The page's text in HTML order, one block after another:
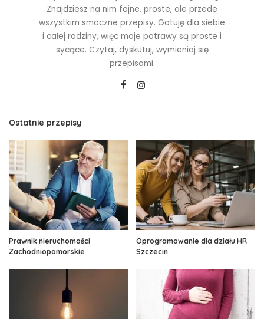
Znajdziesz na nim fajne, proste, ale przede
wszystkim smaczne przepisy. Gotuję dla siebie
i całej rodziny, więc moje potrawy są proste i
sycące. Czytaj, dyskutuj, wymieniaj się
przepisami.
Ostatnie przepisy
Prawnik nieruchomości
Zachodniopomorskie
Oprogramowanie dla działu HR
Szczecin